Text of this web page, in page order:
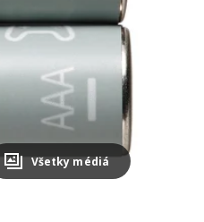
Všetky médiá